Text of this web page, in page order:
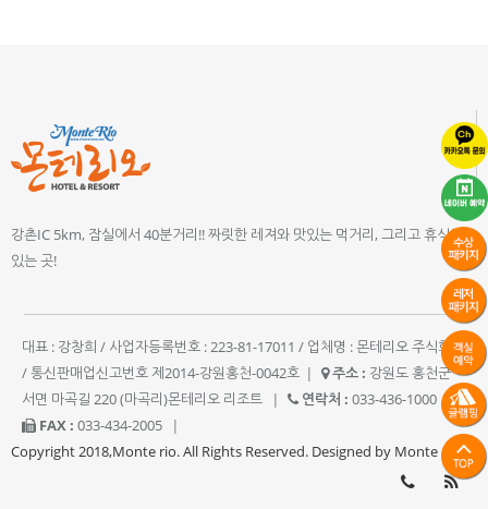
강촌IC 5km, 잠실에서 40분거리!! 짜릿한 레져와 맛있는 먹거리, 그리고 휴식이
있는 곳!
대표 : 강창희 / 사업자등록번호 : 223-81-17011 / 업체명 : 몬테리오 주식회사
/ 통신판매업신고번호 제2014-강원홍천-0042호 | 주소 : 강원도 홍천군
서면 마곡길 220 (마곡리)몬테리오 리조트
| 연락처 : 033-436-1000
|
FAX : 033-434-2005
|
Copyright 2018,Monte rio. All Rights Reserved. Designed by Monte rio.